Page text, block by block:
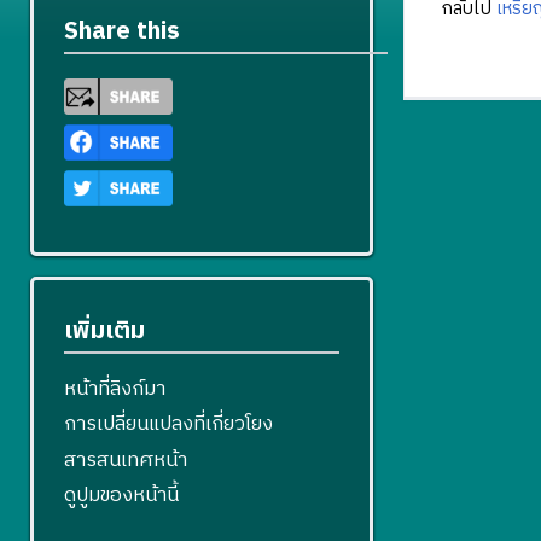
กลับไป เหรี
Share this
เพิ่มเติม
หน้าที่ลิงก์มา
การเปลี่ยนแปลงที่เกี่ยวโยง
สารสนเทศหน้า
ดูปูมของหน้านี้